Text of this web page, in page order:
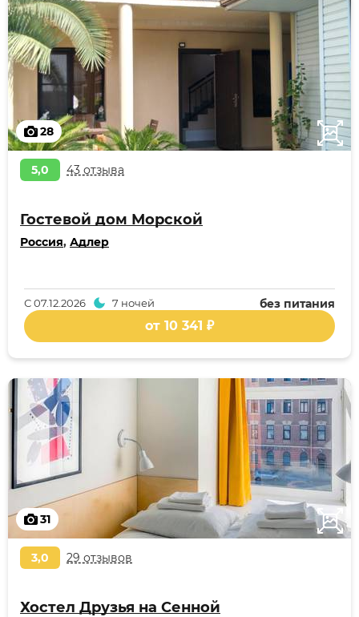
28
5,0 43 отзыва
Гостевой дом Морской
Россия, Адлер
без питания
С07.12.2026 7 ночей
от 10 341 ₽
31
3,0 29 отзывов
Хостел Друзья на Сенной